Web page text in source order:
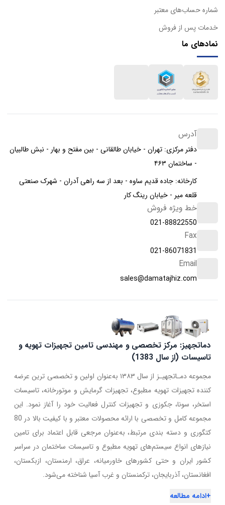
شماره حساب‌های معتبر
خدمات پس از فروش
نمادهای ما
آدرس
دفتر مرکزی: تهران - خیابان طالقانی - بین مفتح و بهار - نبش طالبیان
- ساختمان ۴۶۳
کارخانه: جاده قدیم ساوه - بعد از سه راهی آدران - شهرک صنعتی
قلعه میر - خیابان رینگ کار
خط ویژه فروش
021-88822550
Fax
021-86071831
Email
sales@damatajhiz.com
دماتجهیز: مرکز تخصصی و مهندسی تامین تجهیزات تهویه و
تاسیسات (از سال 1383)
مجموعه دمـاتجهیـز از سال ۱۳۸۳ به‌عنوان اولین و تخصصی ترین عرضه
کننده تجهیزات تهویه مطبوع، تجهیزات گرمایش و موتورخانه، تاسیسات
استخر، سونا، جکوزی و تجهیزات کنترل فعالیت خود را آغاز نمود. این
مجموعه کامل و تخصصی با ارائه محصولات معتبر و با کیفیت بالا در 80
کتگوری و دسته بندی مرتبط، به‌عنوان مرجعی قابل اعتماد برای تامین
نیازهای انواع سیستم‌های تهویه مطبوع و تاسیسات ساختمان در سراسر
کشور ایران و حتی کشورهای خاورمیانه، عراق، ارمنستان، ازبکستان،
افغانستان، آذربایجان، ترکمنستان و غرب آسیا شناخته می‌شود.
+ادامه مطالعه